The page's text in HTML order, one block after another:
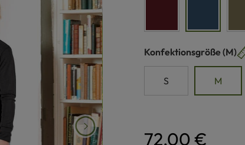
Konfektionsgröße (M)
S M
72,00 €